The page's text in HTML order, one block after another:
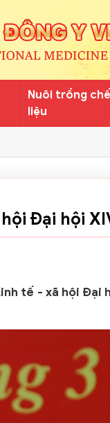
Nuôi trồng
liệu
Đại hội
tế - xã hội Đại